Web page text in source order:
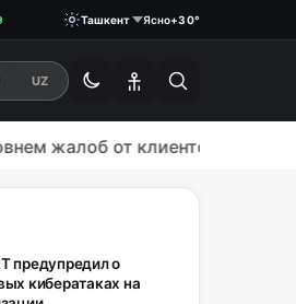
Ташкент Ясно+30°
UZ
жалоб от клиентов
предупредил о
кибератаках на